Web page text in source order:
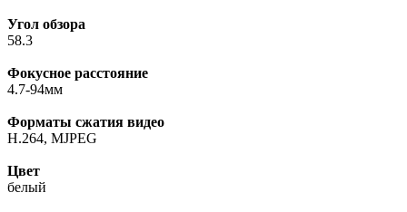
Угол обзора
58.3
Фокусное расстояние
4.7-94мм
Форматы сжатия видео
H.264, MJPEG
Цвет
белый